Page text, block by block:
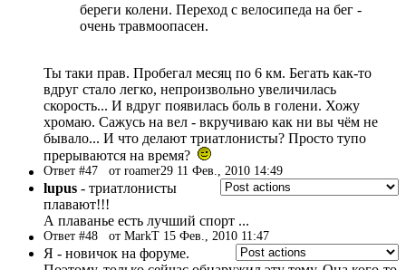
береги колени. Переход с велосипеда на бег -
очень травмоопасен.
Ты таки прав. Пробегал месяц по 6 км. Бегать как-то
вдруг стало легко, непроизвольно увеличилась
скорость... И вдруг появилась боль в голени. Хожу
хромаю. Сажусь на вел - вкручиваю как ни вы чём не
бывало... И что делают триатлонисты? Просто тупо
прерываются на время?
Ответ #47 от roamer29 11 Фев., 2010 14:49
lupus - триатлонисты
плавают!!!
А плаванье есть лучший спорт ...
Ответ #48 от MarkT 15 Фев., 2010 11:47
Я - новичок на форуме.